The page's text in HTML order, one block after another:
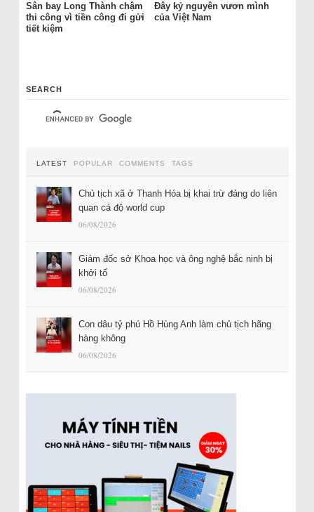
Sân bay Long Thành chậm
thi công vì tiền công đi gửi
tiết kiệm
Đây kỷ nguyên vươn mình
của Việt Nam
SEARCH
LATEST POPULAR COMMENTS TAGS
Chủ tịch xã ở Thanh Hóa bị khai trừ đảng do liên
quan cá độ world cup
06/08/2026
Giám đốc sở Khoa học và ông nghệ bắc ninh bị
khởi tố
06/08/2026
Con dâu tỷ phú Hồ Hùng Anh làm chủ tịch hãng
hàng không
06/08/2026